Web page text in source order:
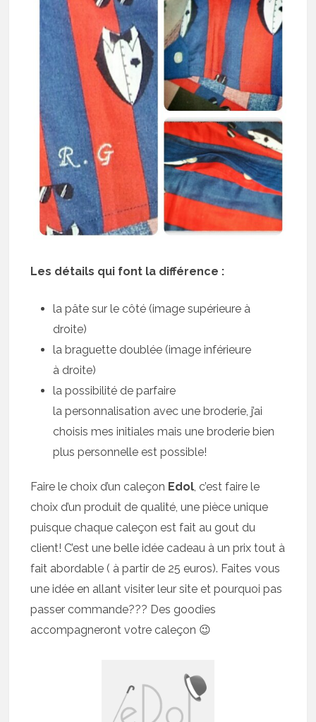
Les détails qui font la différence :
la pâte sur le côté (image supérieure à
droite)
la braguette doublée (image inférieure
à droite)
la possibilité de parfaire
la personnalisation avec une broderie, j’ai
choisis mes initiales mais une broderie bien
plus personnelle est possible!
Faire le choix d’un caleçon Edol, c’est faire le
choix d’un produit de qualité, une pièce unique
puisque chaque caleçon est fait au gout du
client! C’est une belle idée cadeau à un prix tout à
fait abordable ( à partir de 25 euros). Faites vous
une idée en allant visiter leur site et pourquoi pas
passer commande??? Des goodies
accompagneront votre caleçon 😉